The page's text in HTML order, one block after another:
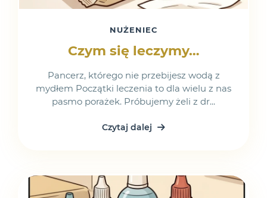
NUŻENIEC
Czym się leczymy…
Pancerz, którego nie przebijesz wodą z
mydłem Początki leczenia to dla wielu z nas
pasmo porażek. Próbujemy żeli z dr...
Czytaj dalej